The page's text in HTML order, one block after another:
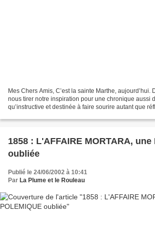
Mes Chers Amis, C’est la sainte Marthe, aujourd’hui.
nous tirer notre inspiration pour une chronique aussi
qu’instructive et destinée à faire sourire autant que
1858 : L'AFFAIRE MORTARA, une
oubliée
Publié le 24/06/2002 à 10:41
Par La Plume et le Rouleau